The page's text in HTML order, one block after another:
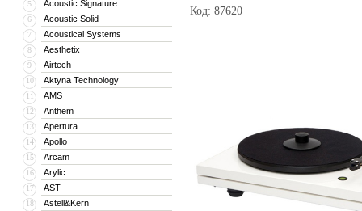
5 Acoustic Signature
6 Acoustic Solid
7 Acoustical Systems
8 Aesthetix
9 Airtech
10 Aktyna Technology
11 AMS
12 Anthem
13 Apertura
14 Apollo
15 Arcam
16 Arylic
17 AST
18 Astell&Kern
Код: 87620